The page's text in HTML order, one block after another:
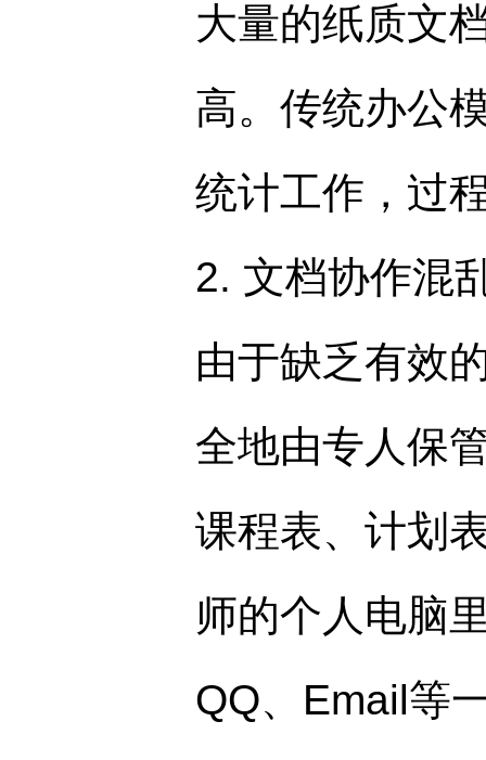
大量的纸质文
高。传统办公
统计工作，过
2. 文档协作混
由于缺乏有效
全地由专人保
课程表、计划
师的个人电脑
QQ、Email等